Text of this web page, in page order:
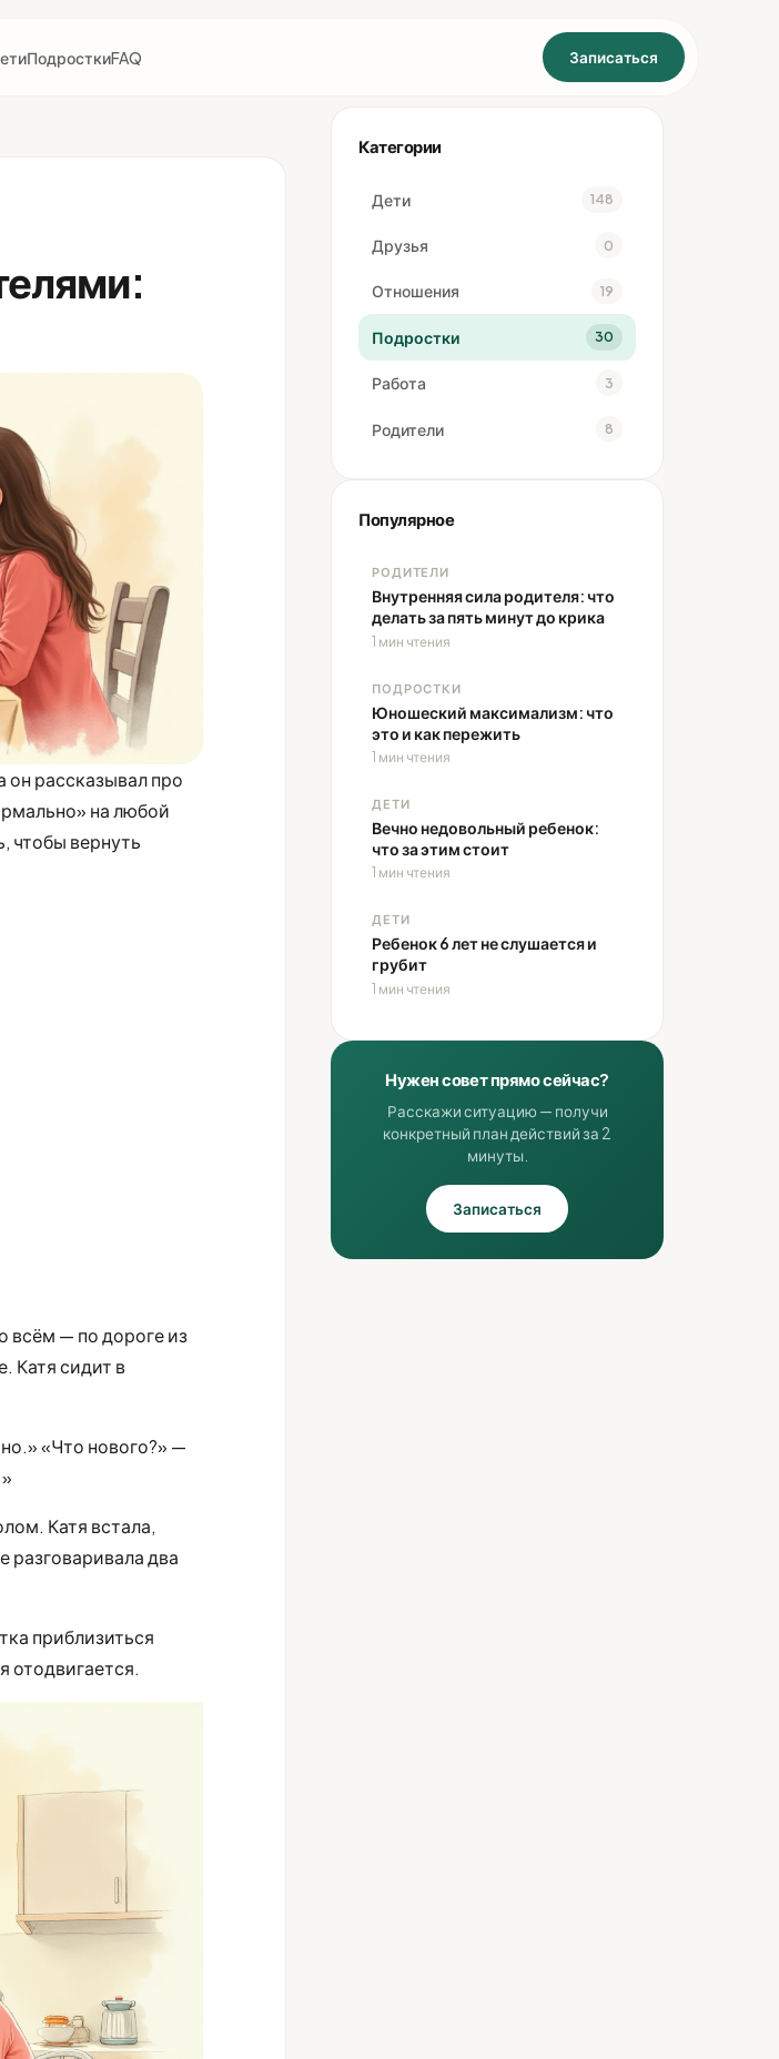
ПодросткиFAQ Записаться
рассказывал про
на любой
чтобы вернуть
всём — по дороге из
Катя сидит в
«Что нового?» —
Катя встала,
разговаривала два
приблизиться
отодвигается.
Категории
Дети 148
Друзья 0
Отношения 19
Подростки 30
Работа 3
Родители 8
Популярное
РОДИТЕЛИ
Внутренняя сила родителя: что
делать за пять минут до крика
1 мин чтения
ПОДРОСТКИ
Юношеский максимализм: что
это и как пережить
1 мин чтения
ДЕТИ
Вечно недовольный ребенок:
что за этим стоит
1 мин чтения
ДЕТИ
Ребенок 6 лет не слушается и
грубит
1 мин чтения
Нужен совет прямо сейчас?
Расскажи ситуацию — получи
конкретный план действий за 2
минуты.
Записаться